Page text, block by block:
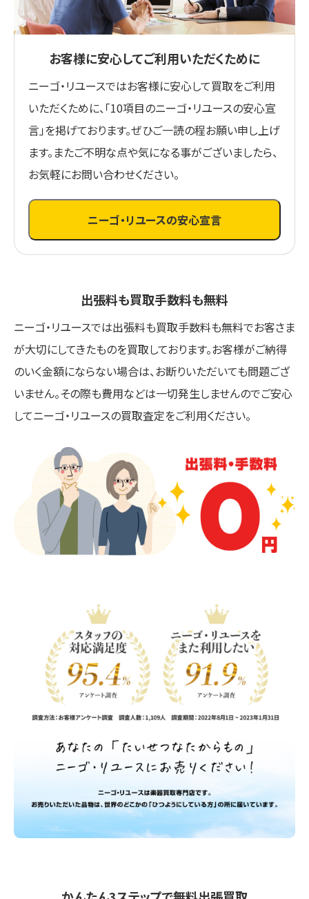
お客様に安心してご利用いただくために
ニーゴ・リユースではお客様に安心して買取をご利用
いただくために、「10項目のニーゴ・リユースの安心宣
言」を掲げております。ぜひご一読の程お願い申し上げ
ます。またご不明な点や気になる事がございましたら、
お気軽にお問い合わせください。
ニーゴ・リユースの安心宣言
出張料も買取手数料も無料
ニーゴ・リユースでは出張料も買取手数料も無料でお客さま
が大切にしてきたものを買取しております。お客様がご納得
のいく金額にならない場合は、お断りいただいても問題ござ
いません。その際も費用などは一切発生しませんのでご安心
してニーゴ・リユースの買取査定をご利用ください。